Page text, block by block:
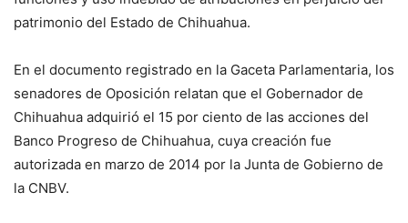
patrimonio del Estado de Chihuahua.
En el documento registrado en la Gaceta Parlamentaria, los
senadores de Oposición relatan que el Gobernador de
Chihuahua adquirió el 15 por ciento de las acciones del
Banco Progreso de Chihuahua, cuya creación fue
autorizada en marzo de 2014 por la Junta de Gobierno de
la CNBV.